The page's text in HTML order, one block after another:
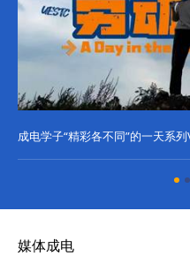
成电学子“精彩各不同”的一天系列
媒体成电